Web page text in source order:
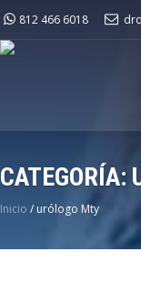
812 466 6018
CATEGORÍA:
Inicio / urólogo Mty